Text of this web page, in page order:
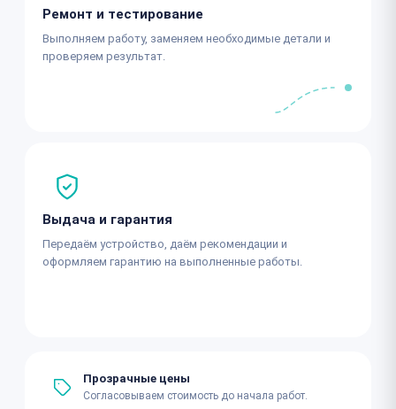
Ремонт и тестирование
Выполняем работу, заменяем необходимые детали и
проверяем результат.
Выдача и гарантия
Передаём устройство, даём рекомендации и
оформляем гарантию на выполненные работы.
Прозрачные цены
Согласовываем стоимость до начала работ.